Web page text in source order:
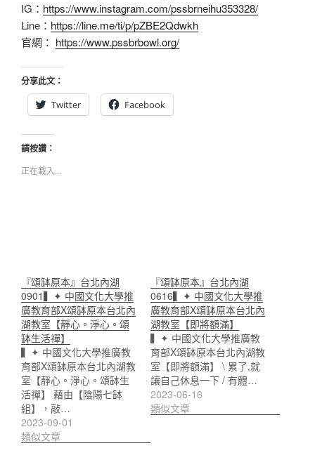
IG： https://www.instagram.com/pssbrneihu353328/
Line： https://line.me/ti/p/pZBE2Qdwkh
官網： https://www.pssbrbowl.org/
分享此文：
Twitter
Facebook
請按讚：
正在載入...
『頌缽原本』台北內湖
0901▍✦ 中國文化大學推
廣教育部X頌缽原本台北內
湖教室【靜心。淨心。頌
缽生活禪】
▍✦ 中國文化大學推廣教
育部X頌缽原本台北內湖教
室【靜心。淨心。頌缽生
活禪】 藉由【陰陽七缽
組】，敲…
2023-09-01
類似文章
『頌缽原本』台北內湖
0616▍✦ 中國文化大學推
廣教育部X頌缽原本台北內
湖教室【即將額滿】
▍✦ 中國文化大學推廣教
育部X頌缽原本台北內湖教
室【即將額滿】 \ 累了,就
讓自己休息一下 / 有體…
2023-06-16
類似文章